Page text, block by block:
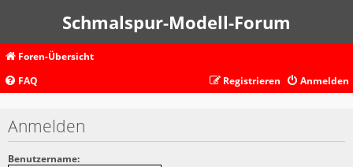
Schmalspur-Modell-Forum
Foren-Übersicht
FAQ
Anmelden
Registrieren
Anmelden
Benutzername: